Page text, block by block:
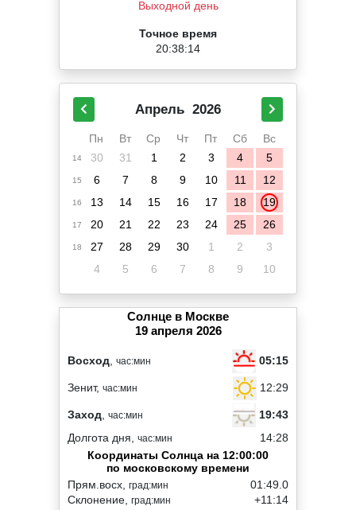
Выходной день
Точное время
20:38:14
Апрель 2026
Пн Вт Ср Чт Пт Сб Вс
14 30 31 1 2 3 4 5
15 6 7 8 9 10 11 12
16 13 14 15 16 17 18 19
17 20 21 22 23 24 25 26
18 27 28 29 30 1 2
3
4
5 6 7 8 9 10
Солнце в Москве
19 апреля 2026
Восход час:мин 05:15
Зенит, час:мин 12:29
Заход час:мин
19:43
Долгота дня, час:мин
14:28
Координаты Солнца на 12:00:00
по московскому времени
Прям.восх, град:мин
Склонение, град:мин
01:49.0
+11:14